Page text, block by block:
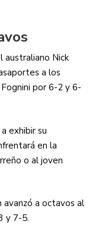
australiano Nick
a los
por 6-2 y 6-
exhibir su
en la
o al joven
avanzó a octavos al
y 7-5.